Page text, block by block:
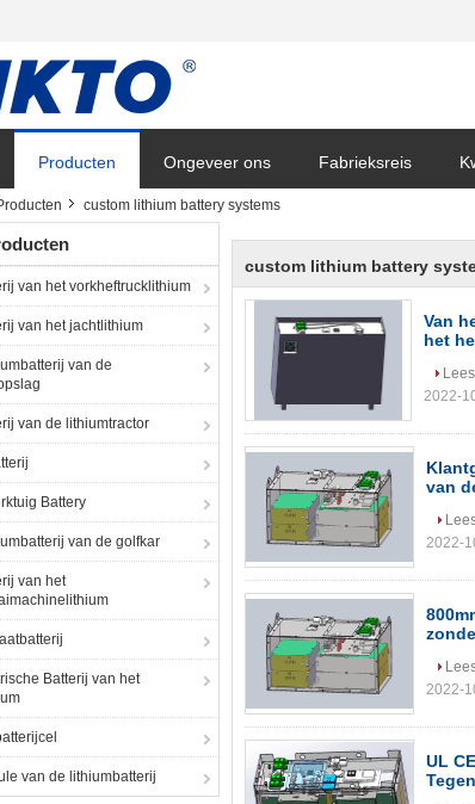
Producten Ongeveer ons Fabrieksreis
custom lithium battery systems
van het vorkheftrucklithium
van het jachtlithium
van de
van de lithiumtractor
Battery
van de golfkar
van het
Batterij van het
van de lithiumbatterij
custom lithium battery
Van
het
2022-
van
2022-
2022-
UL